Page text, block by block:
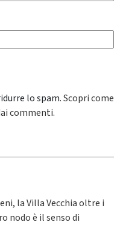
lo spam.Scopri come
commenti.
la Villa Vecchia oltre i
nodo è il senso di